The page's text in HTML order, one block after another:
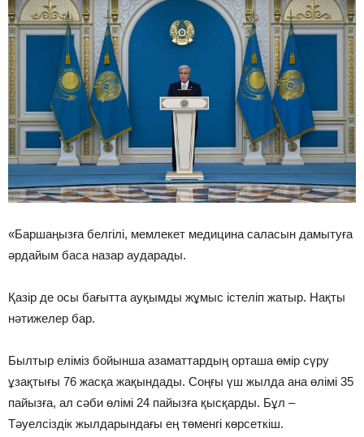
«Баршаңызға белгілі, мемлекет медицина саласын дамытуға
әрдайым баса назар аударады.
Қазір де осы бағытта ауқымды жұмыс істеліп жатыр. Нақты
нәтижелер бар.
Былтыр еліміз бойынша азаматтардың орташа өмір сүру
ұзақтығы 76 жасқа жақындады. Соңғы үш жылда ана өлімі 35
пайызға, ал сәби өлімі 24 пайызға қысқарды. Бұл –
Тәуелсіздік жылдарындағы ең төменгі көрсеткіш.